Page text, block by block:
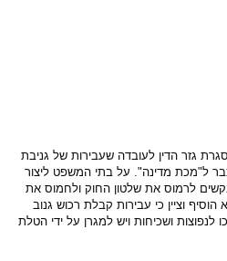
גזר הדין לעובדה שעבירות של גניבת
ל"מכת מדינה". על בתי המשפט ליצור
לרמוס את שלטון החוק ולחמוס את
וציין כי עבירות קבלת רכוש גנוב
לנפוצות ושכיחות ויש למגרן על ידי הטלת